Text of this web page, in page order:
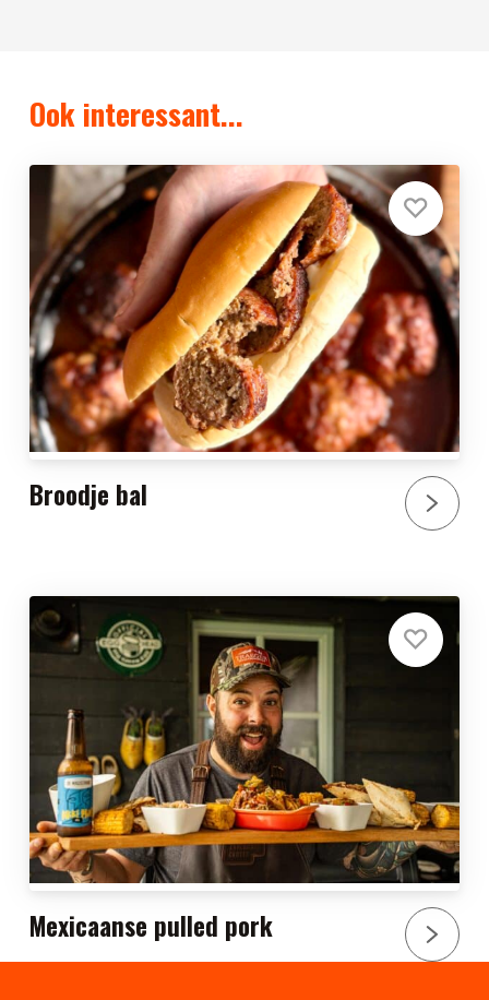
Ook interessant...
Broodje bal
Mexicaanse pulled pork